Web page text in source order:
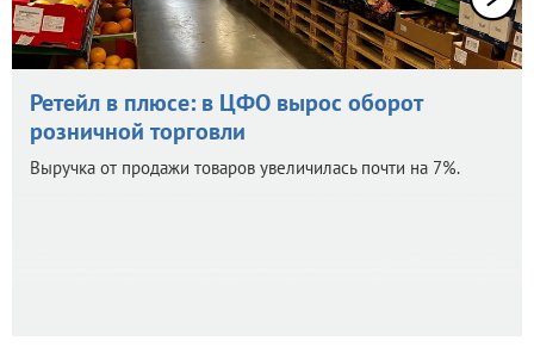
Ретейл в плюсе: в ЦФО вырос оборот
розничной торговли
Выручка от продажи товаров увеличилась почти на 7%.